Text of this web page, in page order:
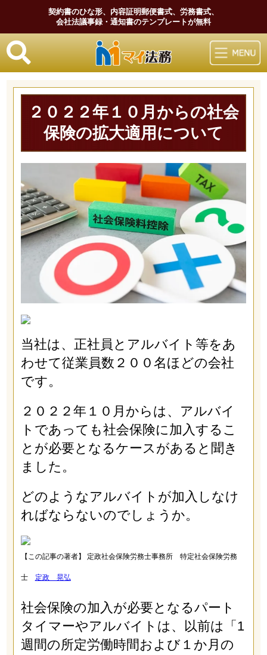
契約書のひな形、内容証明郵便書式、労務書式、
会社法議事録・通知書のテンプレートが無料
マイ法務
２０２２年１０月からの社会
保険の拡大適用について
当社は、正社員とアルバイト等をあ
わせて従業員数２００名ほどの会社
です。
２０２２年１０月からは、アルバイ
トであっても社会保険に加入するこ
とが必要となるケースがあると聞き
ました。
どのようなアルバイトが加入しなけ
ればならないのでしょうか。
【この記事の著者】 定政社会保険労務士事務所 特定社会保険労務
士 定政 晃弘
社会保険の加入が必要となるパート
タイマーやアルバイトは、以前は「1
週間の所定労働時間および１か月の